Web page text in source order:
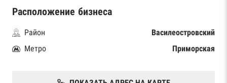
Расположение бизнеса
Район
Василеостровский
Метро
Приморская